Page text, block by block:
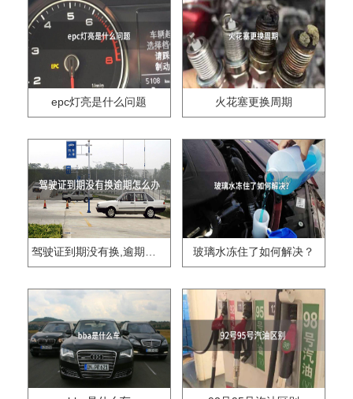
epc灯亮是什么问题 火花塞更换周期
驾驶证到期没有换,逾期怎么办?? 玻璃水冻住了如何解决？